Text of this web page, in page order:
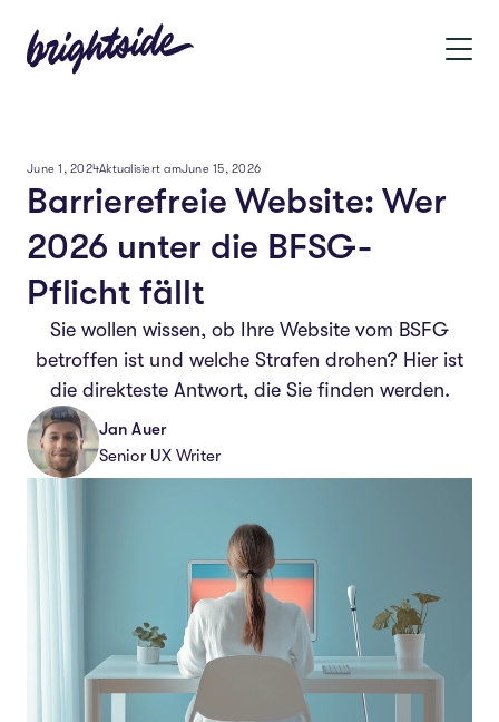
June 1, 2024Aktualisiert amJune 15, 2026
Barrierefreie Website: Wer
2026 unter die BFSG-
Pflicht fällt
Sie wollen wissen, ob Ihre Website vom BSFG
betroffen ist und welche Strafen drohen? Hier ist
die direkteste Antwort, die Sie finden werden.
Jan Auer
Senior UX Writer